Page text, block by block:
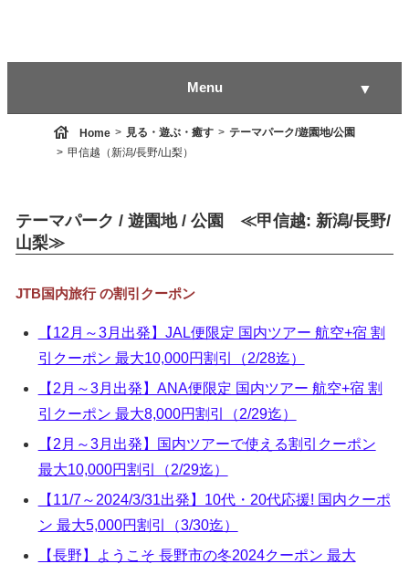
Menu ▼
▼
▼
house Home 見る・遊ぶ・癒す
テーマパーク/遊園地/公園
甲信越（新潟/長野/山梨）
テーマパーク / 遊園地 / 公園 ≪甲信越: 新潟/長野/
山梨≫
JTB国内旅行 の割引クーポン
【12月～3月出発】JAL便限定 国内ツアー 航空+宿 割
引クーポン 最大10,000円割引（2/28迄）
【2月～3月出発】ANA便限定 国内ツアー 航空+宿 割
引クーポン 最大8,000円割引（2/29迄）
【2月～3月出発】国内ツアーで使える割引クーポン
最大10,000円割引（2/29迄）
【11/7～2024/3/31出発】10代・20代応援! 国内クーポ
ン 最大5,000円割引（3/30迄）
【長野】ようこそ 長野市の冬2024クーポン 最大